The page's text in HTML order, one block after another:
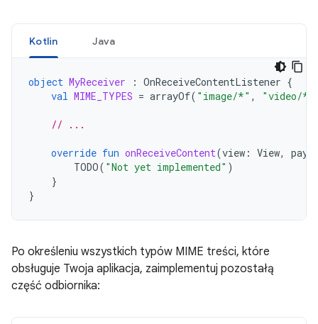
Kotlin Java
object MyReceiver : OnReceiveContentListener {
val MIME_TYPES = arrayOf( "image/*" , "video/*"
// ...
override fun onReceiveContent(view : View,
TODO( "Not yet implemented" )
}
}
Po określeniu wszystkich typów MIME treści, które
obsługuje Twoja aplikacja, zaimplementuj pozostałą
część odbiornika: